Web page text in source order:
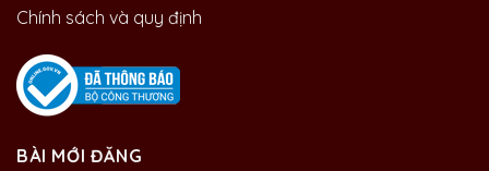
Chính sách và quy định
BÀI MỚI ĐĂNG